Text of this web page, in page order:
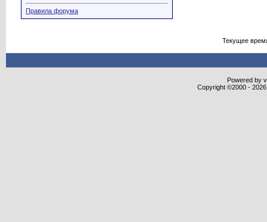
Правила форума
Текущее
Powered by
Copyright ©2000 -